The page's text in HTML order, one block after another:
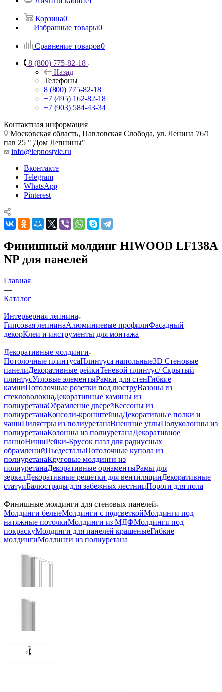
Корзина0
Избранные товары0
Сравнение товаров0
8 (800) 775-82-18
Назад
Телефоны
8 (800) 775-82-18
+7 (495) 162-82-18
+7 (903) 584-43-34
Контактная информация
Московская область, Павловская Слобода, ул. Ленина 76/1
пав 25 " Дом Лепнины"
info@lepnostyle.ru
Вконтакте
Telegram
WhatsApp
Pinterest
Финишный молдинг HIWOOD LF138A
NP для панелей
Главная
—
Каталог
—
Интерьерная лепнина
Гипсовая лепнинаАлюминиевые профилиФасадный
декорКлеи и инструменты для монтажа
—
Декоративные молдинги
Потолочные плинтусаПлинтуса напольные3D Стеновые
панелиДекоративные рейкиТеневой плинтус/ Скрытый
плинтусУгловые элементыРамки для стенГибкие
камниПотолочные розетки под люструВазоны из
стекловолокнаДекоративные камины из
полиуретанаОбрамление дверейКессоны из
полиуретанаКонсоли-кронштейныДекоративные полки и
чашиПилястры из полиуретанаВнешние углыПолуколонны из
полиуретанаКолонны из полиуретанаДекоративное
панноНишиРейки-Брусок пазл для радиусных
обрамленийПьедесталыПотолочные купола из
полиуретанаКруговые молдинги из
полиуретанаДекоративные орнаментыРамы для
зеркалДекоративные решетки для вентиляцииДекоративные
статуиБалюстрады для забежных лестницПороги для пола
—
Финишные молдинги для стеновых панелей
Молдинги белыеМолдинги с подсветкойМолдинги под
натяжные потолкиМолдинги из МДФМолдинги под
покраскуМолдинги для панелей крашеныеГибкие
молдингиМолдинги из полиуретана